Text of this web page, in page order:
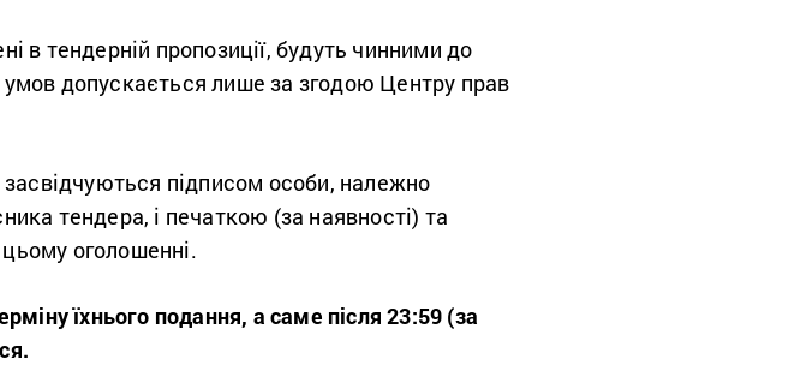
в тендерній пропозиції, будуть чинними до
умов допускається лише за згодою Центру прав
підписом особи, належно
тендера, і печаткою (за наявності) та
оголошенні.
їхнього подання, а саме після 23:59 (за